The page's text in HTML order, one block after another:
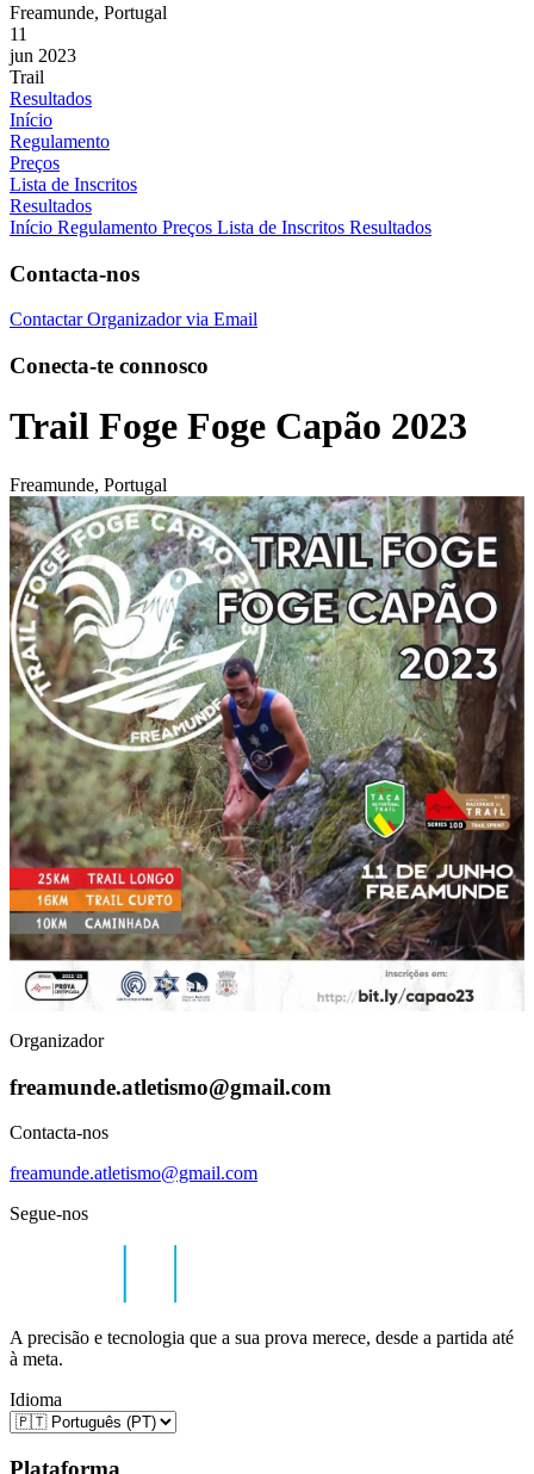
Freamunde, Portugal
11
jun 2023
Trail
Resultados
Início
Regulamento
Preços
Lista de Inscritos
Resultados
Início Regulamento Preços Lista de Inscritos Resultados
Contacta-nos
Contactar Organizador via Email
Conecta-te connosco
Trail Foge Foge Capão 2023
Freamunde, Portugal
Organizador
freamunde.atletismo@gmail.com
Contacta-nos
freamunde.atletismo@gmail.com
Segue-nos
A precisão e tecnologia que a sua prova merece, desde a partida até
à meta.
Idioma
Plataforma